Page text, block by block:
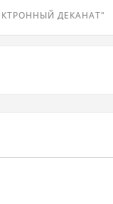
ДЕКАНАТ"